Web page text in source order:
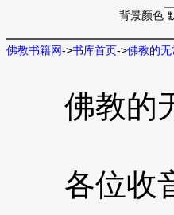
背景颜色
佛教书籍网->书库首页->佛教的无
佛教的
各位收